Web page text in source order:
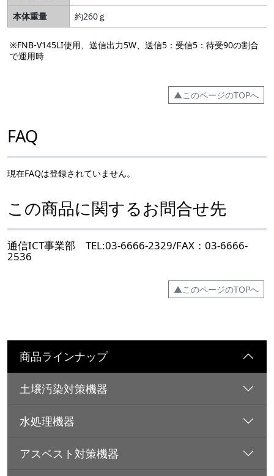
本体重量 約260ｇ
※FNB-V145LI使用、送信出力5W、送信5：受信5：待受90の割合
で運用時
▲このページのTOPへ
FAQ
現在FAQは登録されていません。
この商品に関するお問合せ先
通信ICT事業部 TEL:03-6666-2329/FAX：03-6666-
2536
▲このページのTOPへ
商品ラインナップ
土壌汚染対策機器
水処理機器
アスベスト対策機器